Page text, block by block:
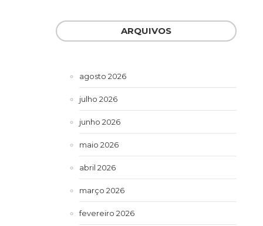
ARQUIVOS
agosto 2026
julho 2026
junho 2026
maio 2026
abril 2026
março 2026
fevereiro 2026